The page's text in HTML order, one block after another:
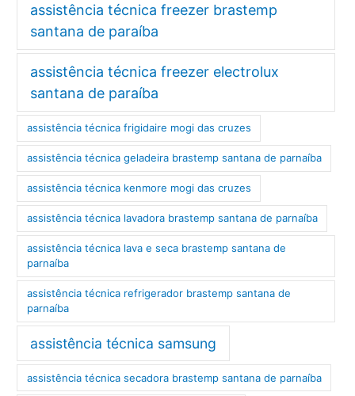
assistência técnica freezer brastemp
santana de paraíba
assistência técnica freezer electrolux
santana de paraíba
assistência técnica frigidaire mogi das cruzes
assistência técnica geladeira brastemp santana de parnaíba
assistência técnica kenmore mogi das cruzes
assistência técnica lavadora brastemp santana de parnaíba
assistência técnica lava e seca brastemp santana de
parnaíba
assistência técnica refrigerador brastemp santana de
parnaíba
assistência técnica samsung
assistência técnica secadora brastemp santana de parnaíba